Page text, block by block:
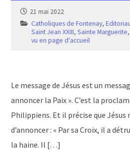
21 mai 2022
Catholiques de Fontenay,
Saint Jean XXIII,Sainte Marguerite
vu en page d'accueil
Le message de Jésus est un
annoncer la Paix ». C’est la
Philippiens. Et il précise que Jésus
d’annoncer : « Par sa Croix, il a
la haine. Il […]